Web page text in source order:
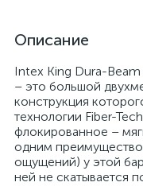
Описание
Intex King Dura-
– это большой
конструкция
технологии Fiber-
флокированное –
одним
ощущений) у этой
ней не скатывается